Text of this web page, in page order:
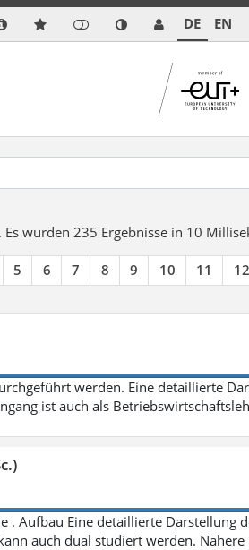
DE EN
Es wurden 235 Ergebnisse in 10
5 6 7 8 9 10 11 12
werden. Eine detaillierte
ist auch als
. Aufbau Eine detaillierte Darstellung
auch dual studiert werden.